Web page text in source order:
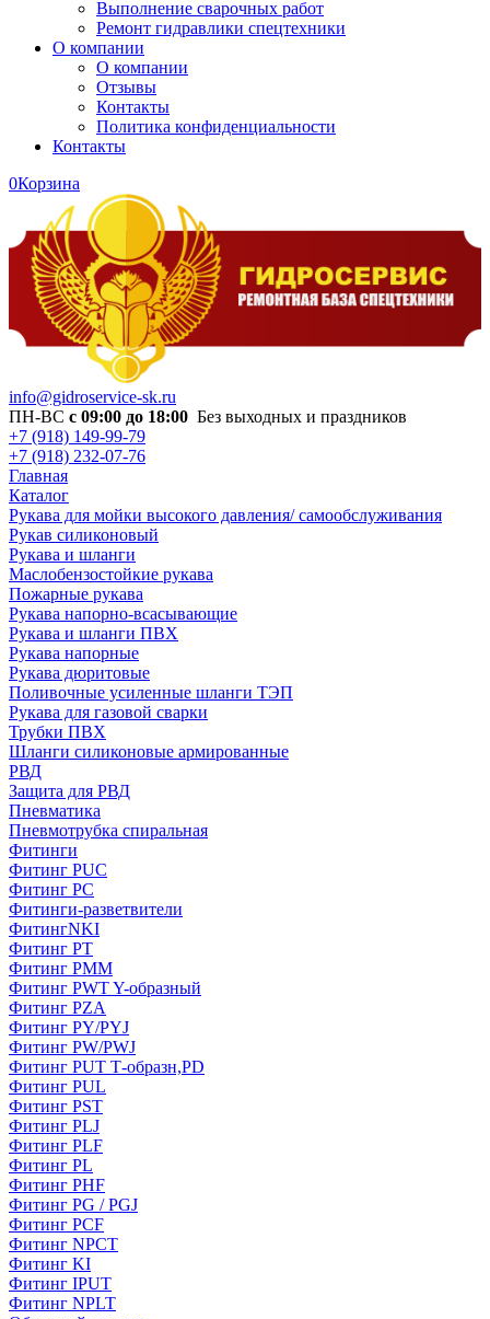
Выполнение сварочных работ
Ремонт гидравлики спецтехники
О компании
О компании
Отзывы
Контакты
Политика конфиденциальности
Контакты
0Корзина
info@gidroservice-sk.ru
ПН-ВС с 09:00 до 18:00 Без выходных и праздников
+7 (918) 149-99-79
+7 (918) 232-07-76
Главная
Каталог
Рукава для мойки высокого давления/ самообслуживания
Рукав силиконовый
Рукава и шланги
Маслобензостойкие рукава
Пожарные рукава
Рукава напорно-всасывающие
Рукава и шланги ПВХ
Рукава напорные
Рукава дюритовые
Поливочные усиленные шланги ТЭП
Рукава для газовой сварки
Трубки ПВХ
Шланги силиконовые армированные
РВД
Защита для РВД
Пневматика
Пневмотрубка спиральная
Фитинги
Фитинг PUC
Фитинг PC
Фитинги-разветвители
ФитингNKI
Фитинг РТ
Фитинг РММ
Фитинг РWT Y-образный
Фитинг PZA
Фитинг PY/PYJ
Фитинг PW/PWJ
Фитинг PUT Т-образн,PD
Фитинг PUL
Фитинг PST
Фитинг PLJ
Фитинг PLF
Фитинг PL
Фитинг PHF
Фитинг PG / PGJ
Фитинг PCF
Фитинг NPCT
Фитинг KI
Фитинг IPUT
Фитинг NPLT